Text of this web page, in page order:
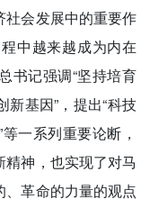
社会发展中的重要作
中越来越成为内在
书记强调“坚持培育
基因”，提出“科技
一系列重要论断，
神，也实现了对马
革命的力量的观点